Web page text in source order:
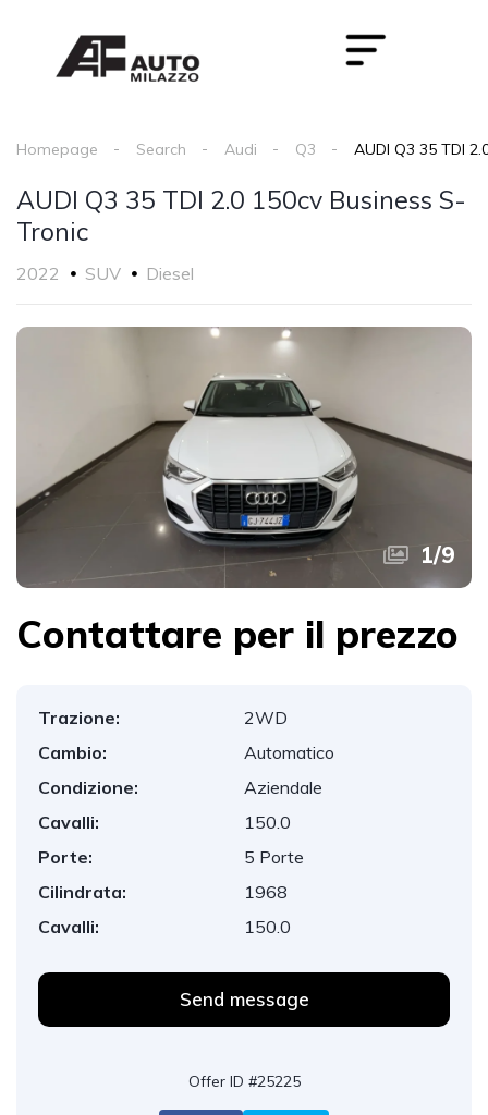
Homepage Search Audi Q3 AUDI Q3 35 TDI
AUDI Q3 35 TDI 2.0 150cv Business S-
Tronic
2022 SUV Diesel
1/9
Contattare per il prezzo
Trazione:
2WD
Cambio:
Automatico
Condizione:
Aziendale
Cavalli:
150.0
Porte:
5 Porte
Cilindrata:
1968
Cavalli:
150.0
Send message
Offer ID #25225